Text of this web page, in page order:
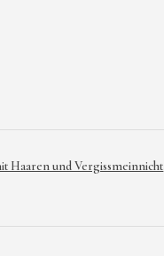
Haaren und Vergissmeinnicht